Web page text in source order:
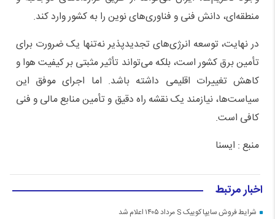
منطقه‌ای، دانش فنی و فناوری‌های نوین را به کشور وارد کند.
در نهایت، توسعه انرژی‌های تجدیدپذیر نه‌تنها یک ضرورت برای
تأمین برق کشور است، بلکه می‌تواند تأثیر مثبتی بر کیفیت هوا و
کاهش تغییرات اقلیمی داشته باشد. اما اجرای موفق این
سیاست‌ها، نیازمند یک نقشه راه دقیق و تأمین منابع مالی و فنی
کافی است.
منبع : ایسنا
اخبار مرتبط
شرایط فروش سایپا کوییک S مرداد ۱۴۰۵ اعلام شد